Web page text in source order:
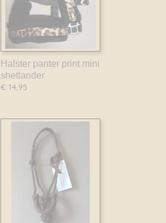
Halster panter print mini
shetlander
€ 14,95